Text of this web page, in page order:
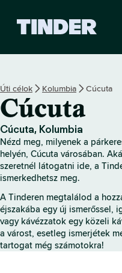
r
d
ő
o
a
l
Úti célok Kolumbia Cúcuta
Cúcuta
Cúcuta, Kolumbia
Nézd meg, milyenek a
helyén, Cúcuta városában.
szeretnél látogatni ide, a
ismerkedhetsz meg.
A Tinderen megtalálod a
éjszakába egy új ismerőssel,
vagy kávézzatok egy közeli
a várost, esetleg ismerjétek
tartogat még számotokra!